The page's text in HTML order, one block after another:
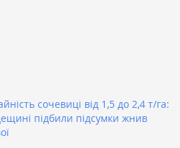
сочевиці від 1,5 до 2,4 т/га:
підбили підсумки жнив